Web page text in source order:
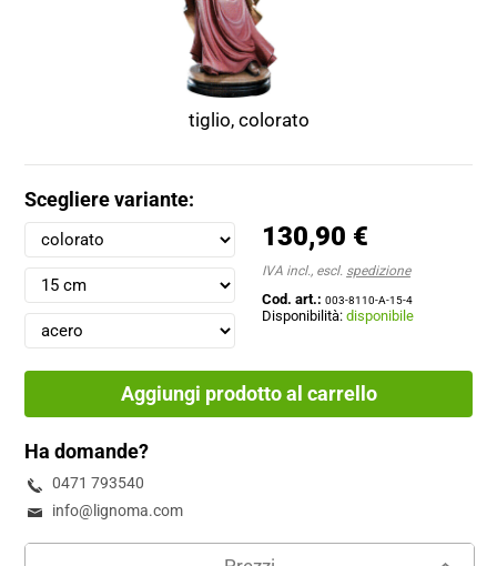
tiglio, colorato
Scegliere variante:
130,90 €
IVA incl., escl. spedizione
Cod. art.: 003-8110-A-15-4
Disponibilità:disponibile
Aggiungi prodotto al carrello
Ha domande?
0471 793540
info@lignoma.com